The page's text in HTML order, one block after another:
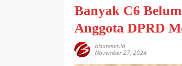
Banyak C6
Anggota DPRD
Bisanews.id
November 27, 2024